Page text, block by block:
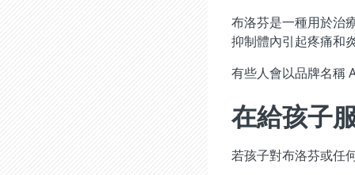
布洛芬是一種用於治
抑制體內引起疼痛和
有些人會以品牌名稱
在給孩子
若孩子對布洛芬或任